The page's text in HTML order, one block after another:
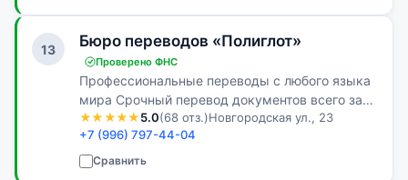
13 Бюро переводов «Полиглот»
Проверено ФНС
Профессиональные переводы с любого языка
мира Срочный перевод документов всего за
60 минут! А также нотариальное заверение,
апостиль и другие услуги — всё в одном
месте, без лишних хлопот.
★★★★★5.0(68 отз.)Новгородская ул., 23
+7 (996) 797-44-04
Сравнить